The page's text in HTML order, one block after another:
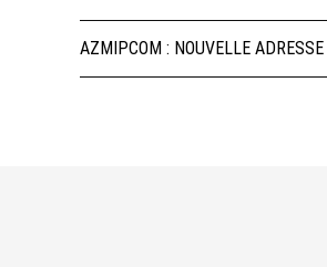
Navigation
AZMIPCOM : NOUVELLE